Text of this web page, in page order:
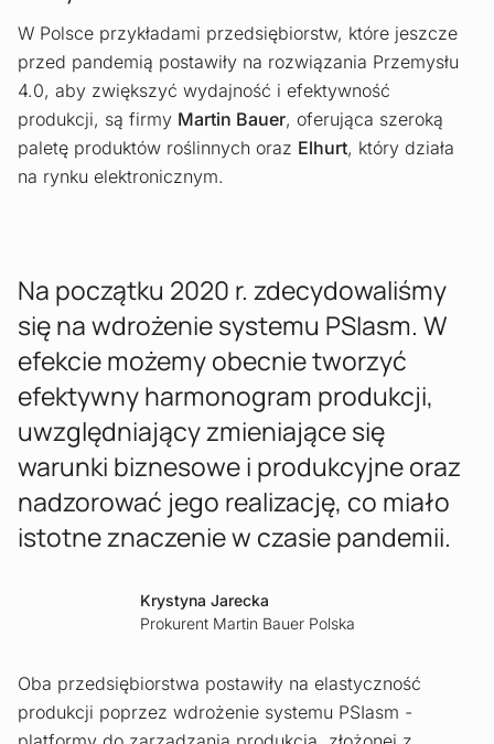
W Polsce przykładami przedsiębiorstw, które jeszcze
przed pandemią postawiły na rozwiązania Przemysłu
4.0, aby zwiększyć wydajność i efektywność
produkcji, są firmy Martin Bauer, oferująca szeroką
paletę produktów roślinnych oraz Elhurt, który działa
na rynku elektronicznym.
Na początku 2020 r. zdecydowaliśmy
się na wdrożenie systemu PSIasm. W
efekcie możemy obecnie tworzyć
efektywny harmonogram produkcji,
uwzględniający zmieniające się
warunki biznesowe i produkcyjne oraz
nadzorować jego realizację, co miało
istotne znaczenie w czasie pandemii.
Krystyna Jarecka
Prokurent Martin Bauer Polska
Oba przedsiębiorstwa postawiły na elastyczność
produkcji poprzez wdrożenie systemu PSIasm -